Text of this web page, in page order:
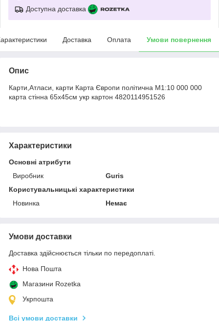
Доступна доставка
Доставка Оплата Умови повернення
Опис
Карти,Атласи, карти Карта Європи політична М1:10 000 000
карта стінна 65х45см укр картон 4820114951526
Характеристики
Основні атрибути
Виробник
Guris
Користувальницькі характеристики
Новинка
Немає
Умови доставки
Доставка здійснюється тільки по передоплаті.
Нова Пошта
Магазини Rozetka
Укрпошта
Всі умови доставки